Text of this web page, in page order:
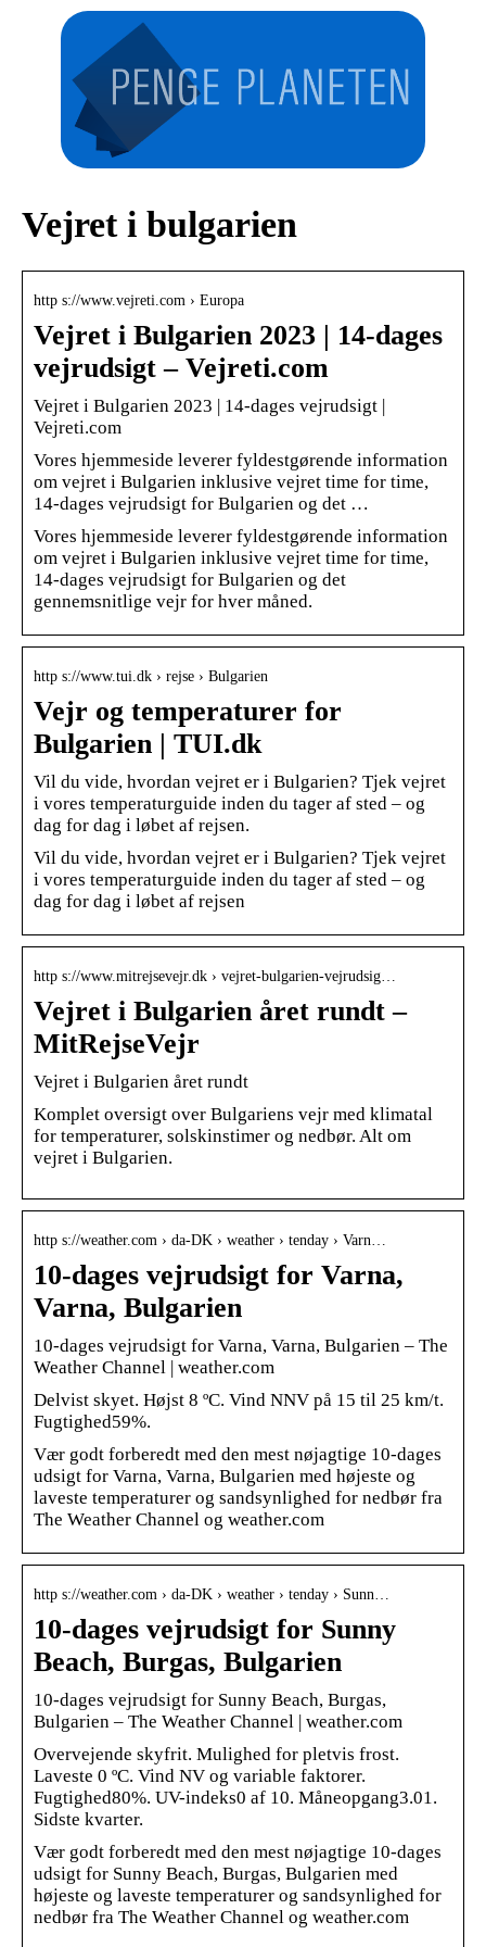
Vejret i bulgarien
http s://www.vejreti.com › Europa
Vejret i Bulgarien 2023 | 14-dages
vejrudsigt – Vejreti.com
Vejret i Bulgarien 2023 | 14-dages vejrudsigt |
Vejreti.com
Vores hjemmeside leverer fyldestgørende information
om vejret i Bulgarien inklusive vejret time for time,
14-dages vejrudsigt for Bulgarien og det …
Vores hjemmeside leverer fyldestgørende information
om vejret i Bulgarien inklusive vejret time for time,
14-dages vejrudsigt for Bulgarien og det
gennemsnitlige vejr for hver måned.
http s://www.tui.dk › rejse › Bulgarien
Vejr og temperaturer for
Bulgarien | TUI.dk
Vil du vide, hvordan vejret er i Bulgarien? Tjek vejret
i vores temperaturguide inden du tager af sted – og
dag for dag i løbet af rejsen.
Vil du vide, hvordan vejret er i Bulgarien? Tjek vejret
i vores temperaturguide inden du tager af sted – og
dag for dag i løbet af rejsen
http s://www.mitrejsevejr.dk › vejret-bulgarien-vejrudsig…
Vejret i Bulgarien året rundt –
MitRejseVejr
Vejret i Bulgarien året rundt
Komplet oversigt over Bulgariens vejr med klimatal
for temperaturer, solskinstimer og nedbør. Alt om
vejret i Bulgarien.
http s://weather.com › da-DK › weather › tenday › Varn…
10-dages vejrudsigt for Varna,
Varna, Bulgarien
10-dages vejrudsigt for Varna, Varna, Bulgarien – The
Weather Channel | weather.com
Delvist skyet. Højst 8 ºC. Vind NNV på 15 til 25 km/t.
Fugtighed59%.
Vær godt forberedt med den mest nøjagtige 10-dages
udsigt for Varna, Varna, Bulgarien med højeste og
laveste temperaturer og sandsynlighed for nedbør fra
The Weather Channel og weather.com
http s://weather.com › da-DK › weather › tenday › Sunn…
10-dages vejrudsigt for Sunny
Beach, Burgas, Bulgarien
10-dages vejrudsigt for Sunny Beach, Burgas,
Bulgarien – The Weather Channel | weather.com
Overvejende skyfrit. Mulighed for pletvis frost.
Laveste 0 ºC. Vind NV og variable faktorer.
Fugtighed80%. UV-indeks0 af 10. Måneopgang3.01.
Sidste kvarter.
Vær godt forberedt med den mest nøjagtige 10-dages
udsigt for Sunny Beach, Burgas, Bulgarien med
højeste og laveste temperaturer og sandsynlighed for
nedbør fra The Weather Channel og weather.com